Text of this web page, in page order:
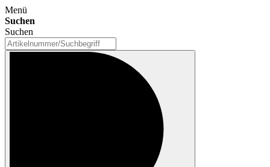
Menü
Suchen
Suchen